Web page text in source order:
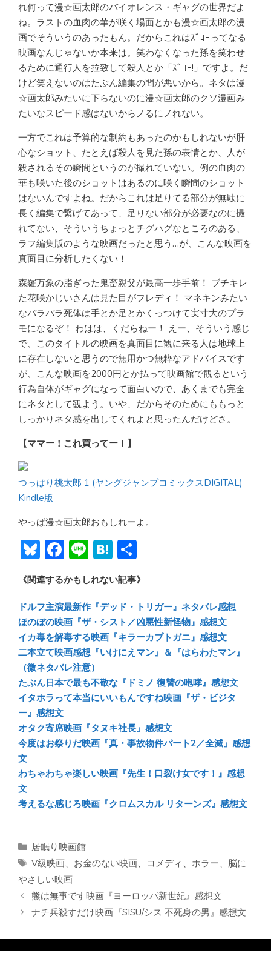
れ何って漫☆画太郎のバイオレンス・ギャグの世界だよ
ね。ラストの血肉の華が咲く場面とかも漫☆画太郎の漫
画でそういうのあったもん。だからこれはｽﾞｺｰってなる
映画なんじゃないか本来は。笑わなくなった孫を笑わせ
るために通行人を拉致して殺人とか「ｽﾞｺｰ!」ですよ。だ
けど笑えないのはたぶん編集の間が悪いから。ネタは漫
☆画太郎みたいに下らないのに漫☆画太郎のクソ漫画み
たいなスピード感はないからノるにノれない。
一方でこれは予算的な制約もあったのかもしれないが肝
心なショット、たとえば殺人を見た孫の表情とか、人が
殺されるその瞬間というのが撮れていない。例の血肉の
華も咲いた後のショットはあるのに咲く瞬間のショット
はないんですよね。だからこれは足りてる部分が無駄に
長く編集で繋げてあって、足りない部分が必要なのに撮
れてない、そういうちょっとチグハグなところのある、
ラフ編集版のような映画だったと思う…が、こんな映画を
真面目に分析したくない！
森羅万象の脂ぎった鬼畜親父が最高一歩手前！ ブチキレ
た花咲かじいさんは見た目がフレディ！ マネキンみたい
なバラバラ死体は手とか足とかくっつけて実寸大のプラ
モになるぞ！ わはは、くだらねー！ えー、そういう感じ
で、このタイトルの映画を真面目に観に来る人は地球上
に存在しないと思うので無用かつ無粋なアドバイスです
が、こんな映画を2000円とか払って映画館で観るという
行為自体がギャグになって面白いので、あくまでも完全
にネタとして観よう。いや、だからそのためにももっと
しっかりネタ感を出してくれよと思ったんだけどさ。
【ママー！これ買ってー！】
つっぱり桃太郎 1 (ヤングジャンプコミックスDIGITAL)
Kindle版
やっぱ漫☆画太郎おもしれーよ。
Bl
u
e
sk
y
F
ac
e
b
o
ok
Li
n
e
H
at
e
n
a
有
《関連するかもしれない記事》
ドルフ主演最新作『デッド・トリガー』ネタバレ感想
ほのぼの映画『ザ・シスト／凶悪性新怪物』感想文
イカ毒を解毒する映画『キラーカブトガニ』感想文
二本立て映画感想『いけにえマン』＆『はらわたマン』
（微ネタバレ注意）
たぶん日本で最も不敬な『ドミノ 復讐の咆哮』感想文
イタホラって本当にいいもんですね映画『ザ・ビジタ
ー』感想文
オタク寄席映画『タヌキ社長』感想文
今度はお祭りだ映画『真・事故物件パート2／全滅』感想
文
わちゃわちゃ楽しい映画『先生！口裂け女です！』感想
文
考えるな感じろ映画『クロムスカル リターンズ』感想文
カ
テ
リ
ー
居眠り映画館
タ
グ
V級映画、 お金のない映画、 コメディ 、 ホラー、 脳に
やさしい映画
熊は無事です映画『ヨーロッパ新世紀』感想文
ナチ兵殺すだけ映画『SISU/シス 不死身の男』感想文